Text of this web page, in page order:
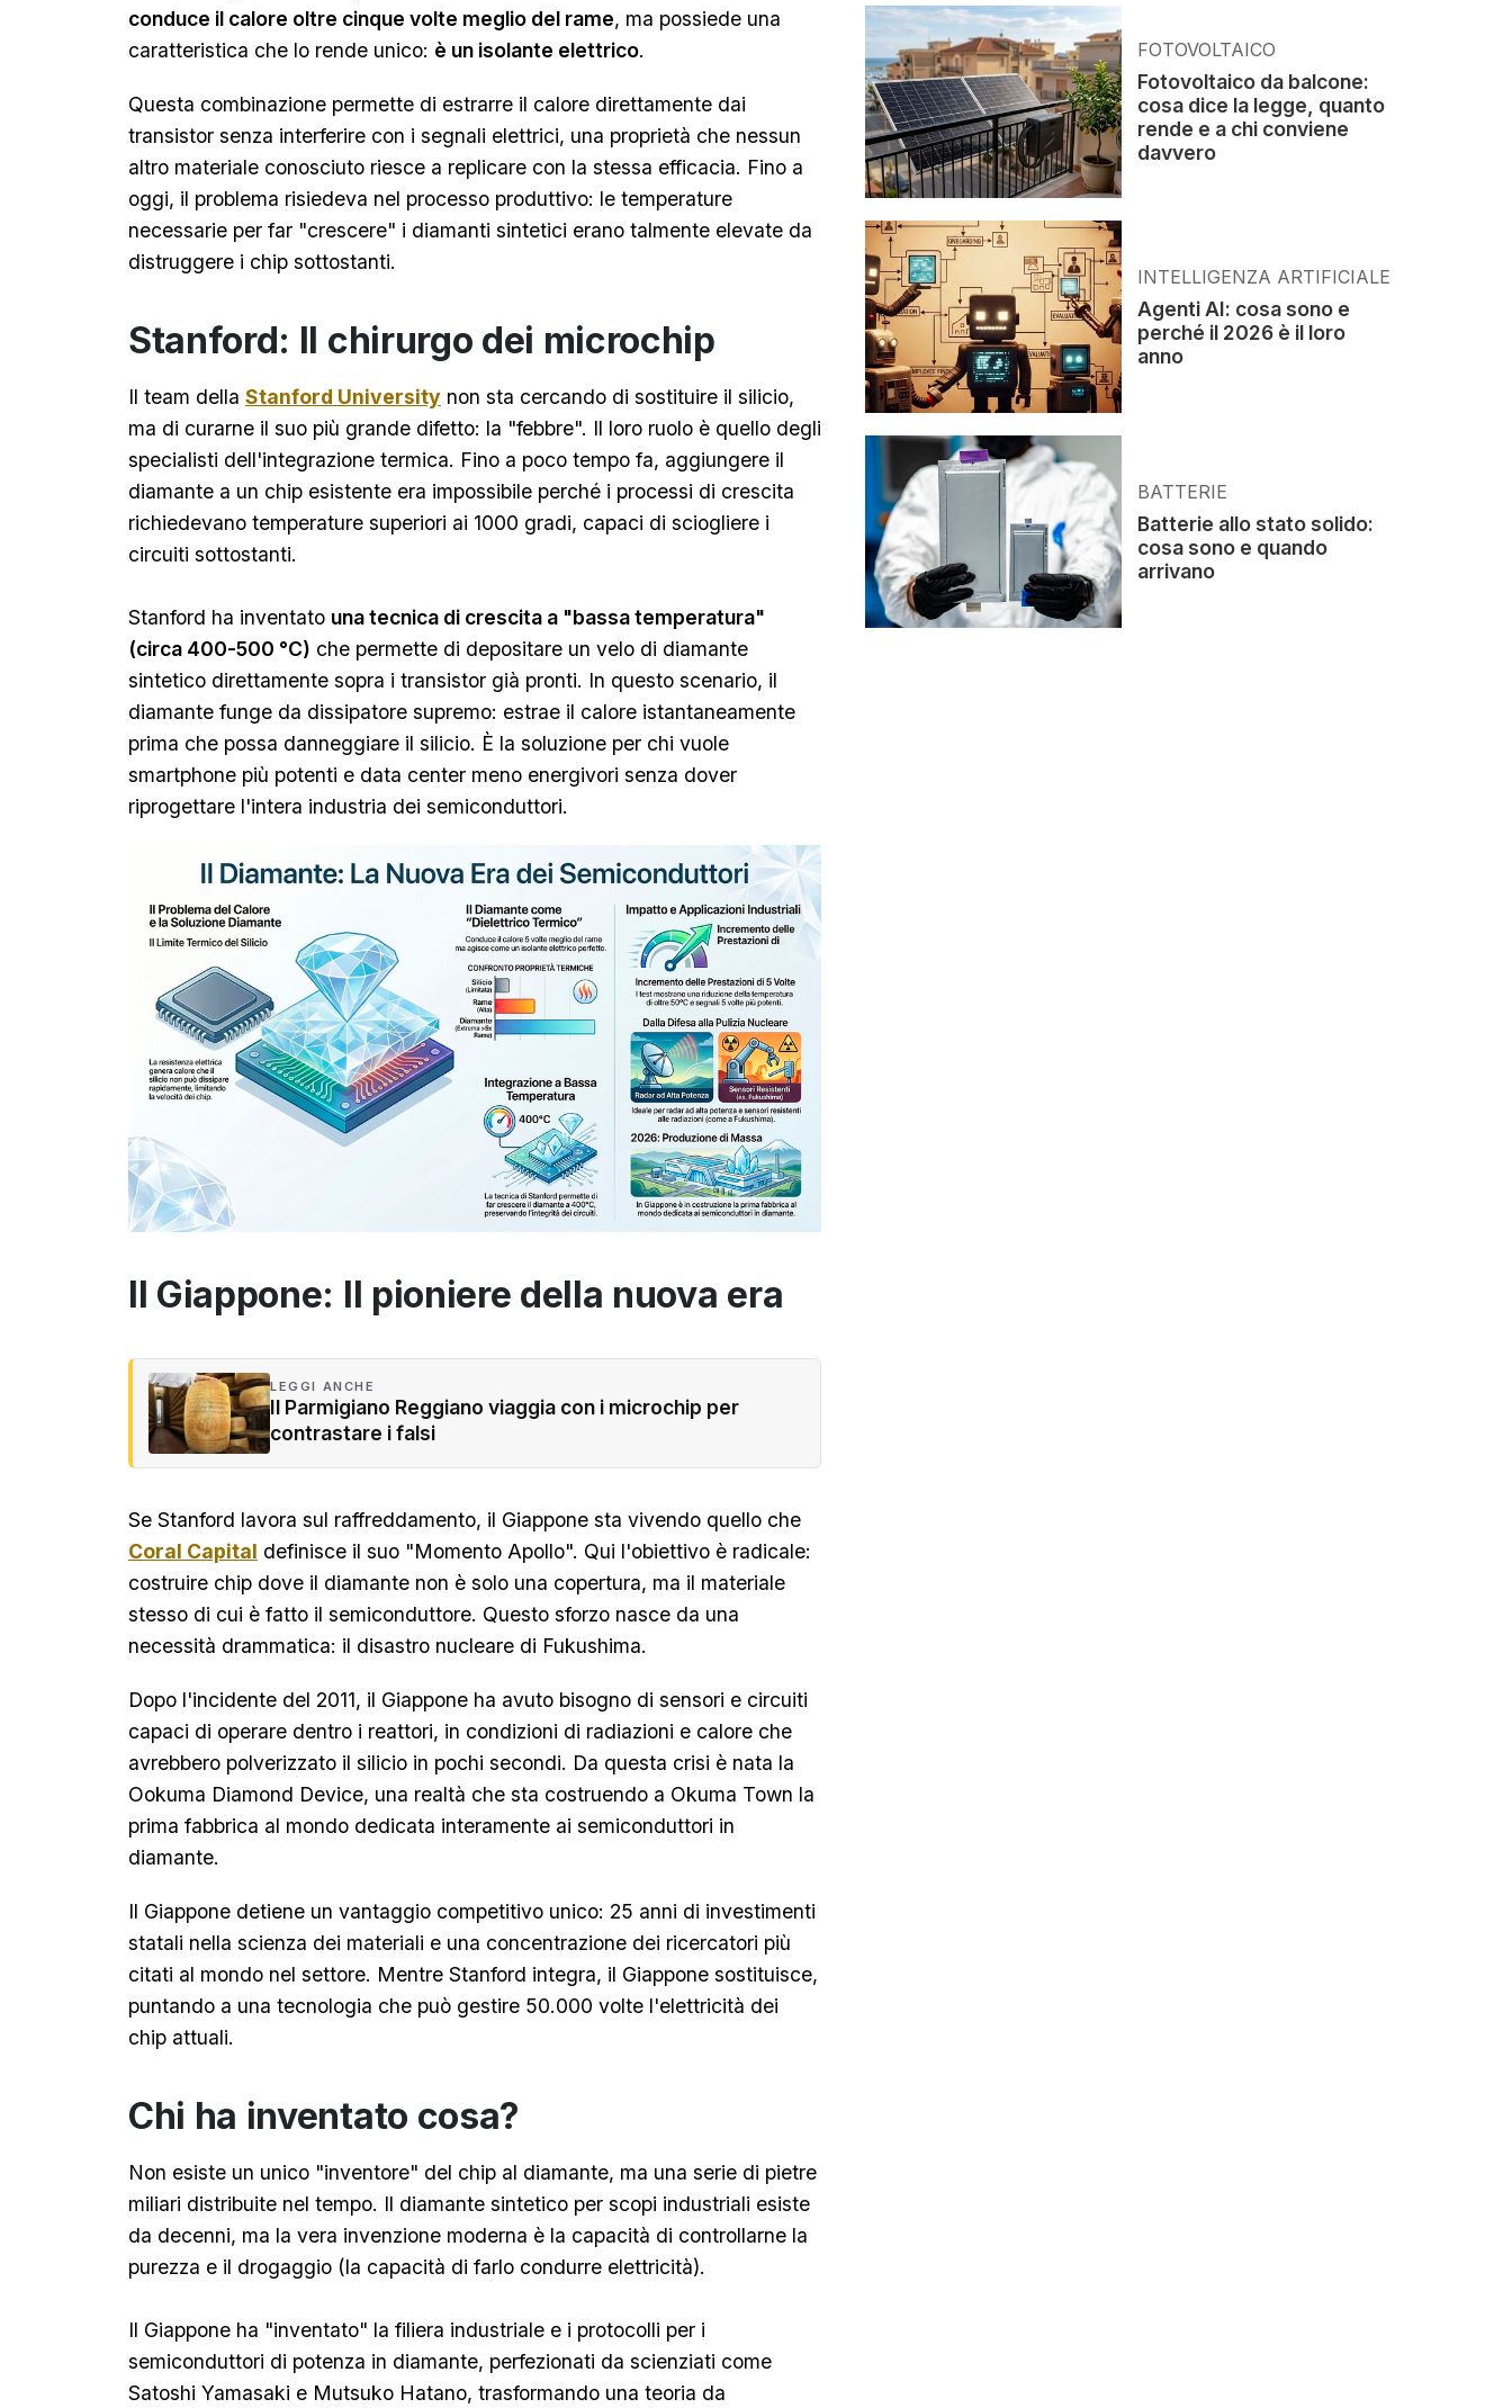
conduce il calore oltre cinque volte meglio del rame, ma possiede una
caratteristica che lo rende unico: è un isolante elettrico.
Questa combinazione permette di estrarre il calore direttamente dai
transistor senza interferire con i segnali elettrici, una proprietà che nessun
altro materiale conosciuto riesce a replicare con la stessa efficacia. Fino a
oggi, il problema risiedeva nel processo produttivo: le temperature
necessarie per far "crescere" i diamanti sintetici erano talmente elevate da
distruggere i chip sottostanti.
Stanford: Il chirurgo dei microchip
Il team della Stanford University non sta cercando di sostituire il silicio,
ma di curarne il suo più grande difetto: la "febbre". Il loro ruolo è quello degli
specialisti dell'integrazione termica. Fino a poco tempo fa, aggiungere il
diamante a un chip esistente era impossibile perché i processi di crescita
richiedevano temperature superiori ai 1000 gradi, capaci di sciogliere i
circuiti sottostanti.
Stanford ha inventato una tecnica di crescita a "bassa temperatura"
(circa 400-500 °C) che permette di depositare un velo di diamante
sintetico direttamente sopra i transistor già pronti. In questo scenario, il
diamante funge da dissipatore supremo: estrae il calore istantaneamente
prima che possa danneggiare il silicio. È la soluzione per chi vuole
smartphone più potenti e data center meno energivori senza dover
riprogettare l'intera industria dei semiconduttori.
Il Giappone: Il pioniere della nuova era
LEGGI ANCHE
Il Parmigiano Reggiano viaggia con i microchip per
contrastare i falsi
Se Stanford lavora sul raffreddamento, il Giappone sta vivendo quello che
Coral Capital definisce il suo "Momento Apollo". Qui l'obiettivo è radicale:
costruire chip dove il diamante non è solo una copertura, ma il materiale
stesso di cui è fatto il semiconduttore. Questo sforzo nasce da una
necessità drammatica: il disastro nucleare di Fukushima.
Dopo l'incidente del 2011, il Giappone ha avuto bisogno di sensori e circuiti
capaci di operare dentro i reattori, in condizioni di radiazioni e calore che
avrebbero polverizzato il silicio in pochi secondi. Da questa crisi è nata la
Ookuma Diamond Device, una realtà che sta costruendo a Okuma Town la
prima fabbrica al mondo dedicata interamente ai semiconduttori in
diamante.
Il Giappone detiene un vantaggio competitivo unico: 25 anni di investimenti
statali nella scienza dei materiali e una concentrazione dei ricercatori più
citati al mondo nel settore. Mentre Stanford integra, il Giappone sostituisce,
puntando a una tecnologia che può gestire 50.000 volte l'elettricità dei
chip attuali.
Chi ha inventato cosa?
Non esiste un unico "inventore" del chip al diamante, ma una serie di pietre
miliari distribuite nel tempo. Il diamante sintetico per scopi industriali esiste
da decenni, ma la vera invenzione moderna è la capacità di controllarne la
purezza e il drogaggio (la capacità di farlo condurre elettricità).
Il Giappone ha "inventato" la filiera industriale e i protocolli per i
semiconduttori di potenza in diamante, perfezionati da scienziati come
Satoshi Yamasaki e Mutsuko Hatano, trasformando una teoria da
FOTOVOLTAICO
Fotovoltaico da balcone:
cosa dice la legge, quanto
rende e a chi conviene
davvero
INTELLIGENZA ARTIFICIALE
Agenti AI: cosa sono e
perché il 2026 è il loro
anno
BATTERIE
Batterie allo stato solido:
cosa sono e quando
arrivano